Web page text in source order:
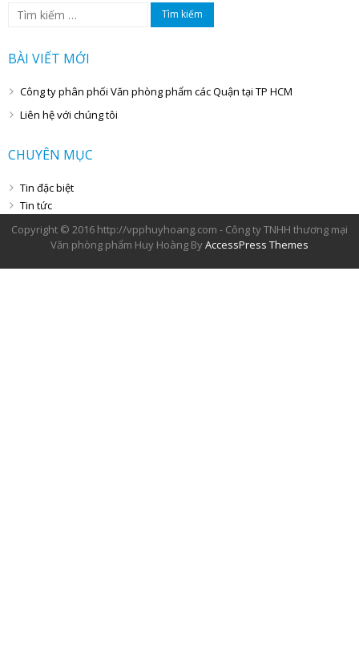
Tìm
kiếm
BÀI VIẾT MỚI
Công ty phân phối Văn phòng phẩm các Quận tại TP HCM
Liên hệ với chúng tôi
CHUYÊN MỤC
Tin đặc biệt
Tin tức
Copyright © 2016 http://vpphuyhoang.com - Công ty TNHH thương mại
Văn phòng phẩm Huy Hoàng ByAccessPress Themes